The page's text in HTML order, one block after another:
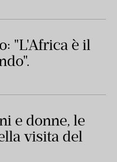
"L'Africa è il
e donne, le
visita del